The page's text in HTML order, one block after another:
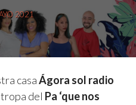
2021
casaÁgora sol radio
del Pa ‘que nos